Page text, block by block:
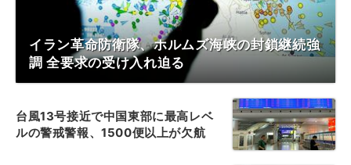
イラン革命防衛隊、ホルムズ海峡の封鎖継続強
調 全要求の受け入れ迫る
台風13号接近で中国東部に最高レベ
ルの警戒警報、1500便以上が欠航